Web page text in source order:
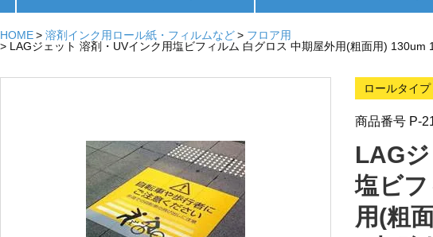
HOME 溶剤インク用ロール紙・フィルムなど
フロア用
LAGジェット 溶剤・UVインク用塩ビフィルム 白グロス 中期屋外用(粗面用)
ロールタイプ
商品番号 P-
LAG
塩ビ
用(粗